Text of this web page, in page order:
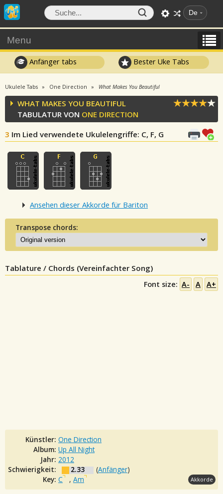
De
Menu
Anfänger tabs Bester Uke Tabs
Ukulele Tabs One Direction What Makes You Beautiful
WHAT MAKES YOU BEAUTIFUL
TABULATUR VON ONE DIRECTION
3 Im Lied verwendete Ukulelengriffe: C, F, G
Ansehen dieser Akkorde für Bariton
Transpose chords:
Tablature / Chords (Vereinfachter Song)
Font size: A- A A+
Künstler: One Direction
Album: Up All Night
Jahr: 2012
Schwierigkeit:
2.33 (Anfänger)
Key: C , Am Akkorde